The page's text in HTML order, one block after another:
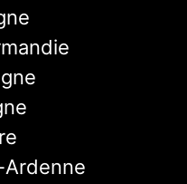
Ardenne